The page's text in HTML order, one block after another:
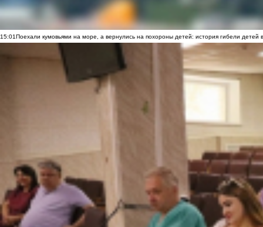
15:01Поехали кумовьями на море, а вернулись на похороны детей: история гибели детей